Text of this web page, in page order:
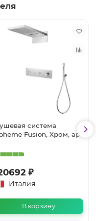
система
Fusion, Хром, арт
₽
Италия
В корзину